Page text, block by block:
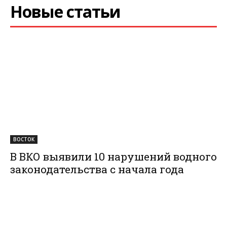
Новые статьи
ВОСТОК
В ВКО выявили 10 нарушений водного
законодательства с начала года